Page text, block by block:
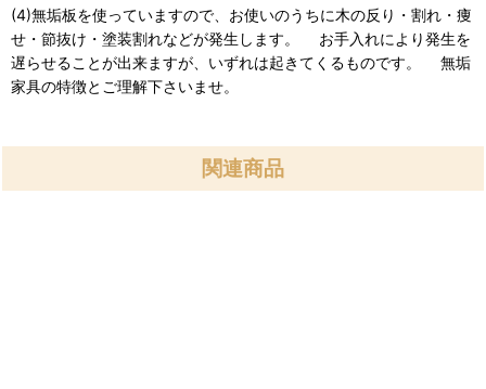
(4)無垢板を使っていますので、お使いのうちに木の反り・割れ・痩
せ・節抜け・塗装割れなどが発生します。 お手入れにより発生を
遅らせることが出来ますが、いずれは起きてくるものです。 無垢
家具の特徴とご理解下さいませ。
関連商品